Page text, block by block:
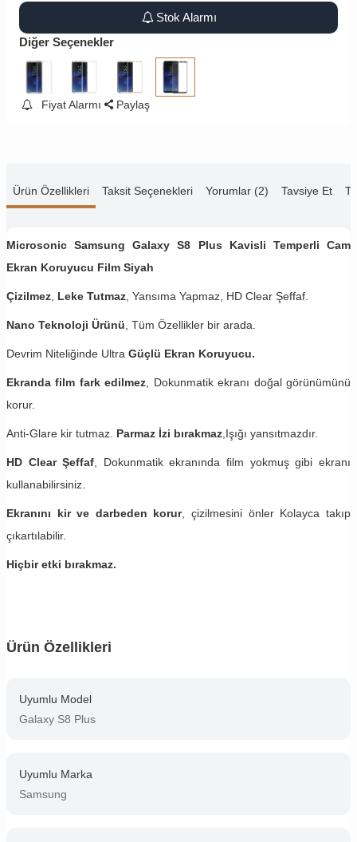
Stok Alarmı
Diğer Seçenekler
Fiyat Alarmı Paylaş
Ürün Özellikleri Taksit Seçenekleri Yorumlar (2) Tavsiye Et
Microsonic Samsung Galaxy S8 Plus Kavisli Temperli Cam
Ekran Koruyucu Film Siyah
Çizilmez Leke Tutmaz , Yansıma Yapmaz, HD Clear Şeffaf.
Nano Teknoloji Ürünü , Tüm Özellikler bir arada.
Devrim Niteliğinde Ultra Güçlü Ekran Koruyucu.
Ekranda film fark edilmez , Dokunmatik ekranı doğal görünümünü
korur.
Anti-Glare kir tutmaz. Parmaz İzi bırakmaz ,Işığı yansıtmazdır.
HD Clear Şeffaf , Dokunmatik ekranında film yokmuş gibi ekranı
kullanabilirsiniz.
Ekranını kir ve darbeden korur, çizilmesini önler Kolayca takıp
çıkartılabilir.
Hiçbir etki bırakmaz.
Ürün Özellikleri
Uyumlu Model
Galaxy S8 Plus
Uyumlu Marka
Samsung